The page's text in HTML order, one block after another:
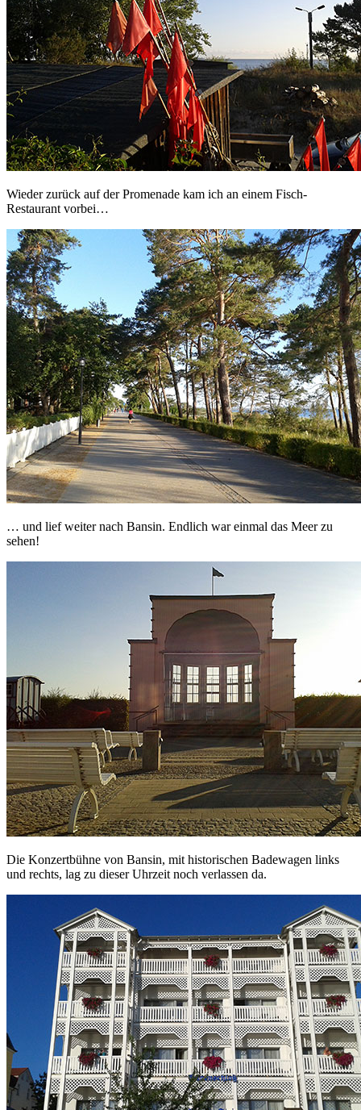
Wieder zurück auf der Promenade kam ich an einem Fisch-
Restaurant vorbei…
… und lief weiter nach Bansin. Endlich war einmal das Meer zu
sehen!
Die Konzertbühne von Bansin, mit historischen Badewagen links
und rechts, lag zu dieser Uhrzeit noch verlassen da.